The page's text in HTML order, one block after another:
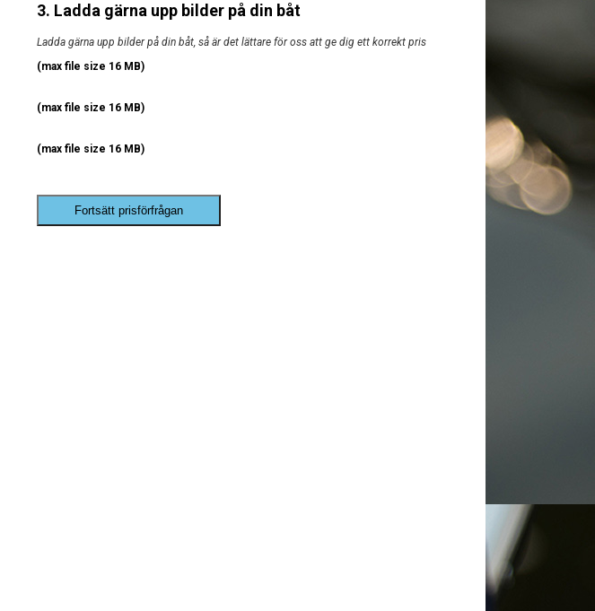
3. Ladda gärna upp bilder på din båt
Ladda gärna upp bilder på din båt, så är det lättare för oss att ge dig ett korrekt pris
(max file size 16 MB)
(max file size 16 MB)
(max file size 16 MB)
Fortsätt prisförfrågan